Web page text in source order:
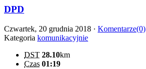
DPD
Czwartek, 20 grudnia 2018 · Komentarze(0)
Kategoria komunikacyjnie
DST 28.10km
Czas 01:19